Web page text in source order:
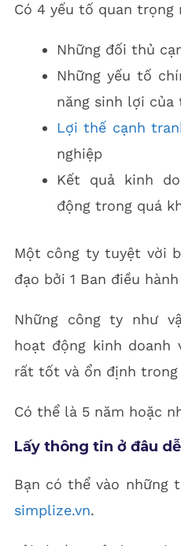
Có 4 yếu tố quan trọng
Những đối thủ
Những yếu tố
năng sinh lợi của
Lợi thế cạnh
nghiệp
Kết quả kinh
động trong quá
Một công ty tuyệt vời
đạo bởi 1 Ban điều
Những công ty như
hoạt động kinh doanh
rất tốt và ổn định
Có thể là 5 năm hoặc
Lấy thông tin ở đâu
Bạn có thể vào những
simplize.vn.